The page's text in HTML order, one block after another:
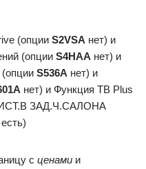
(опции S2VSA нет) и
(опции S4HAA нет) и
S536A нет) и
нет) и Функция ТВ Plus
ЗАД.Ч.САЛОНА
есть)
с ценами и